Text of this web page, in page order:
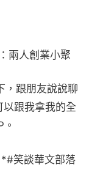
兩人創業小聚
，跟朋友說說聊
跟我拿我的全
笑談華文部落